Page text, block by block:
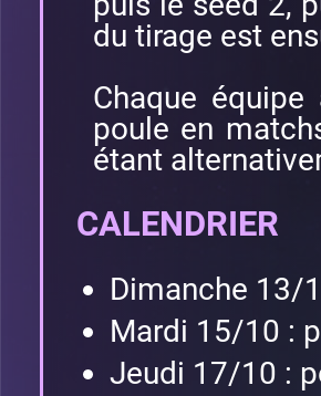
du tirage est
Chaque
poule en
étant
CALENDRIER
Dimanche 13/
Mardi 15/10 :
Jeudi 17/10 :